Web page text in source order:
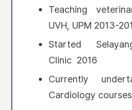
Teaching
UVH, UPM 2013-
Started
Clinic 2016
Currently
Cardiology courses